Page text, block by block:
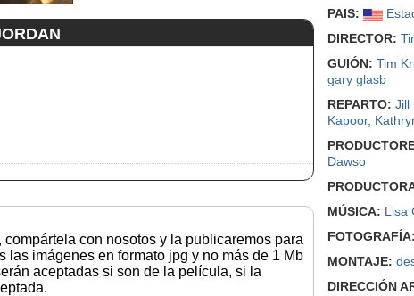
con nosotos y la publicaremos para
imágenes en formato jpg y no más de 1 Mb
aceptadas si son de la película, si la
PAIS:
DIRECTOR:
GUIÓN: Tim
gary glasb
REPARTO: Jill
Kapoor,
Dawso
MÚSICA: Lisa
FOTOGRAFÍA:
MONTAJE:
DIRECCIÓN